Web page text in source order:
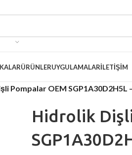
ÜRÜNLERUYGULAMALARİLETIŞIM
Pompalar OEM SGP1A30D2H5L
Hidrolik